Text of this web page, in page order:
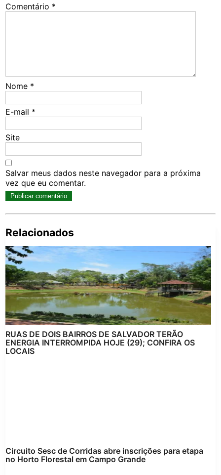
Comentário *
Nome *
E-mail *
Site
Salvar meus dados neste navegador para a próxima
vez que eu comentar.
Relacionados
RUAS DE DOIS BAIRROS DE SALVADOR TERÃO
ENERGIA INTERROMPIDA HOJE (29); CONFIRA OS
LOCAIS
Circuito Sesc de Corridas abre inscrições para etapa
no Horto Florestal em Campo Grande